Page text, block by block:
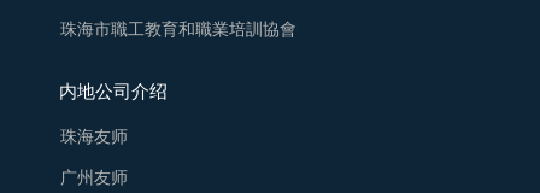
珠海市職工教育和職業培訓協會
内地公司介绍
珠海友师
广州友师